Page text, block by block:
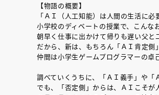
【物語の概要】
「ＡＩ（人工知能）は人間の生活に必
小学校のディベートの授業で、こんな
朝早く仕事に出かけて帰りも遅い父と
だから、新は、もちろん「ＡＩ肯定側
仲間は小学生ゲームプログラマーの卓
調べていくうちに、「ＡＩ義手」や「
でも、「否定側」からは、ＡＩこそ